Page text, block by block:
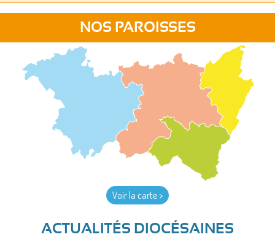
NOS PAROISSES
Voir la carte >
ACTUALITÉS DIOCÉSAINES